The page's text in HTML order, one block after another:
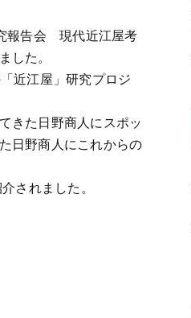
報告会 現代近江屋考
した。
近江屋」研究プロジ
きた日野商人にスポッ
日野商人にこれからの
されました。